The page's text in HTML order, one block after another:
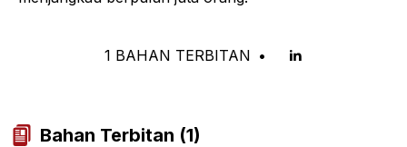
1 BAHAN TERBITAN •
Bahan Terbitan (1)